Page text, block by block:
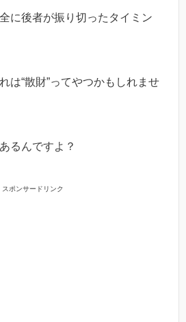
に後者が振り切ったタイミン
は“散財”ってやつかもしれませ
るんですよ？
スポンサードリンク